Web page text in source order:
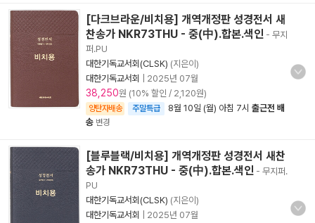
[다크브라운/비치용] 개역개정판 성경전서 새
찬송가 NKR73THU - 중(中).합본.색인 - 무지
퍼.PU
대한기독교서회(CLSK) (지은이)
대한기독교서회
2025년 07월
38,250원 (10% 할인 / 2,120원)
양탄자배송 주말특급 8월 10일 (월) 아침 7시 출근전 배
송 변경
[블루블랙/비치용] 개역개정판 성경전서 새찬
송가 NKR73THU - 중(中).합본.색인 - 무지퍼.
PU
대한기독교서회(CLSK) (지은이)
대한기독교서회
2025년 07월